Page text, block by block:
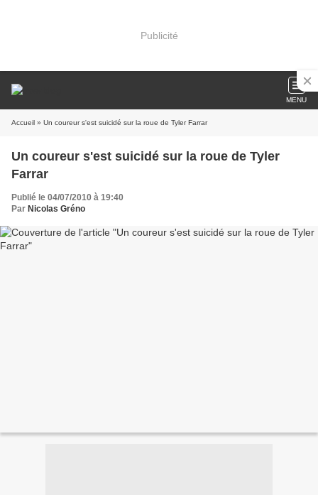
Publicité
MENU
Accueil » Un coureur s'est suicidé sur la roue de Tyler Farrar
Un coureur s'est suicidé sur la roue de Tyler
Farrar
Publié le 04/07/2010 à 19:40
Par Nicolas Gréno